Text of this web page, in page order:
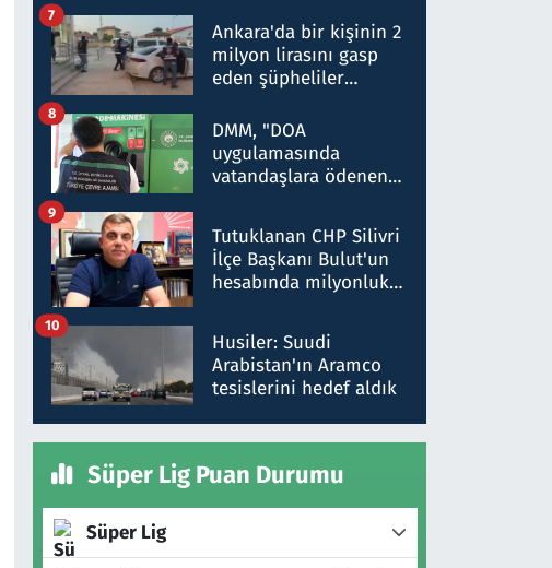
ifadelerinden ortaya
çıkan tablo şok etti
Ankara'da bir kişinin 2
milyon lirasını gasp
eden şüpheliler
7
DMM, "DOA
uygulamasında
vatandaşlara ödenen
düşürüldüğü" iddiasını
yalanladı
8
Tutuklanan CHP Silivri
İlçe Başkanı Bulut'un
hesabında milyonluk
talimat verdi, ben
gönderdim
9
Husiler: Suudi
Arabistan'ın Aramco
tesislerini hedef aldık
10
Süper Lig Puan Durumu
Süper Lig